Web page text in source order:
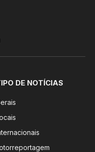
DE NOTÍCIAS